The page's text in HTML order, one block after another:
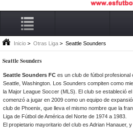
Inicio > Otras Liga > Seattle Sounders
Seattle Sounders
Seattle Sounders FCes un club de fútbol profesional
Seattle, Washington. Los Sounders compiten como
la Major League Soccer (MLS). El club se estableció
comenzó a jugar en 2009 como un equipo de
club de Phoenix, que lleva el mismo nombre que la
Liga de Fútbol de América del Norte de 1974 a 1983.
El propietario mayoritario del club es Adrian Hanauer,